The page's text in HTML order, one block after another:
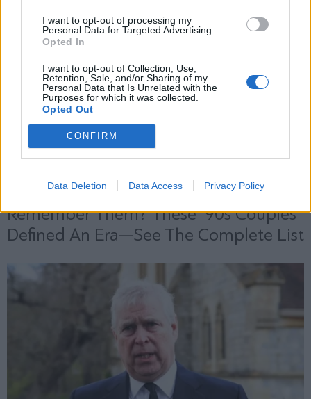
I want to opt-out of processing my
Personal Data for Targeted Advertising.
Opted In
I want to opt-out of Collection, Use,
Retention, Sale, and/or Sharing of my
Personal Data that Is Unrelated with the
Purposes for which it was collected.
Opted Out
CONFIRM
Data Deletion Data Access Privacy Policy
X